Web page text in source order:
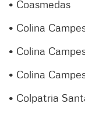
• Coasmedas
• Colina
• Colina
• Colina
• Colpatria